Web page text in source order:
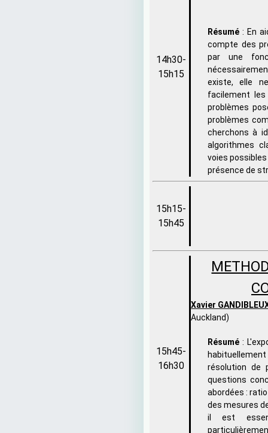
14h30-
15h15
Résumé: En
compte des
par une
existe, elle
facilement
problèmes
problèmes
cherchons à
algorithmes
voies
présence de
15h15-
15h45
15h45-
16h30
Xavier
Auckland)
Résumé:
résolution de
questions
abordées :
des mesures
il est